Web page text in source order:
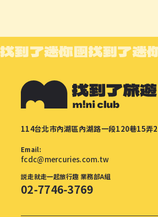
找到了迷你團找到了迷
114台北市內湖區內湖路一段120巷15弄
Email:
fcdc@mercuries.com.tw
説走就走一起旅行趣 業務部A組
02-7746-3769